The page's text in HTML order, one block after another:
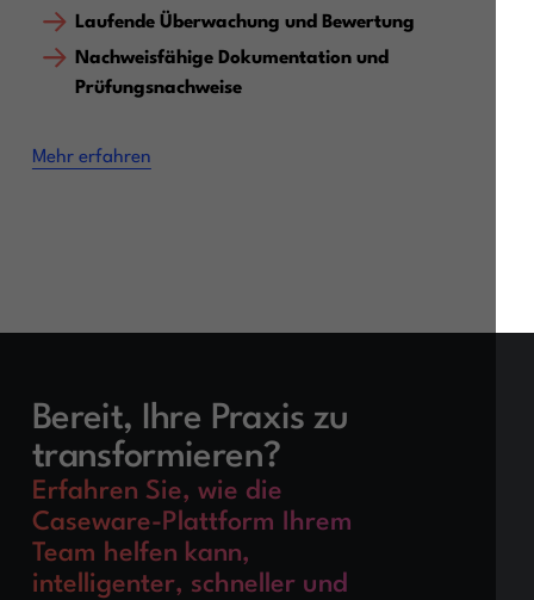
Laufende Überwachung und Bewertung
Nachweisfähige Dokumentation und
Prüfungsnachweise
Mehr erfahren
Bereit, Ihre Praxis zu
transformieren?
Erfahren Sie, wie die
Caseware-Plattform Ihrem
Team helfen kann,
intelligenter, schneller und